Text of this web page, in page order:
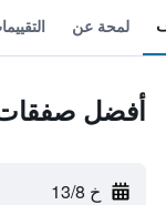
لمحة عن
أفضل صفقات
خ 13/8